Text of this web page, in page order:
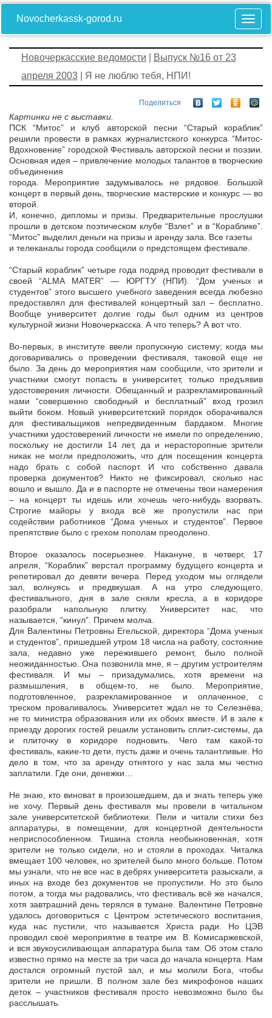
Novocherkassk-gorod.ru
Новочеркасские ведомости
Выпуск №16 от 23
апреля 2003 | Я не люблю тебя, НПИ!
Поделиться
Картинки не с выставки.
ПСК “Митос” и клуб авторской песни “Старый кораблик”
решили провести в рамках журналистского конкурса “Митос-
Вдохновение” городской Фестиваль авторской песни и поэзии.
Основная идея – привлечение молодых талантов в творческие
объединения
города. Мероприятие задумывалось не рядовое. Большой
концерт в первый день, творческие мастерские и конкурс — во
второй.
И, конечно, дипломы и призы. Предварительные прослушки
прошли в детском поэтическом клубе “Взлет” и в “Кораблике”.
“Митос” выделил деньги на призы и аренду зала. Все газеты
и телеканалы города сообщили о предстоящем фестивале.
“Старый кораблик” четыре года подряд проводит фестивали в
своей “ALMA MATER” — ЮРГТУ (НПИ). “Дом ученых и
студентов” этого высшего учебного заведения всегда любезно
предоставлял для фестивалей концертный зал – бесплатно.
Вообще университет долгие годы был одним из центров
культурной жизни Новочеркасска. А что теперь? А вот что.
Во-первых, в институте ввели пропускную систему; когда мы
договаривались о проведении фестиваля, таковой еще не
было. За день до мероприятия нам сообщили, что зрители и
участники смогут попасть в университет, только предъявив
удостоверения личности. Обещанный и разрекламированный
нами “совершенно свободный и бесплатный” вход грозил
выйти боком. Новый университетский порядок оборачивался
для фестивальщиков непредвиденным бардаком. Многие
участники удостоверений личности не имели по определению,
поскольку не достигли 14 лет, да и нерасторопные зрители
никак не могли предположить, что для посещения концерта
надо брать с собой паспорт. И что собственно давала
проверка документов? Никто не фиксировал, сколько нас
вошло и вышло. Да и в паспорте не отмечены твои намерения
– на концерт ты идешь или хочешь чего-нибудь взорвать.
Строгие майоры у входа всё же пропустили нас при
содействии работников “Дома ученых и студентов”. Первое
препятствие было с грехом пополам преодолено.
Второе оказалось посерьезнее. Накануне, в четверг, 17
апреля, “Кораблик” верстал программу будущего концерта и
репетировал до девяти вечера. Перед уходом мы оглядели
зал, волнуясь и предвкушая. А на утро следующего,
фестивального, дня в зале сняли кресла, а в коридоре
разобрали напольную плитку. Университет нас, что
называется, “кинул”. Причем молча.
Для Валентины Петровны Егельской, директора “Дома ученых
и студентов”, пришедшей утром 18 числа на работу, состояние
зала, недавно уже пережившего ремонт, было полной
неожиданностью. Она позвонила мне, я – другим устроителям
фестиваля. И мы – призадумались, хотя времени на
размышления, в общем-то, не было. Мероприятие,
подготовленное, разрекламированное и оплаченное, с
треском проваливалось. Университет ждал не то Селезнёва,
не то министра образования или их обоих вместе. И в зале к
приезду дорогих гостей решили установить сплит-системы, да
и плиточку в коридоре подновить. Чего там какой-то
фестиваль, какие-то дети, пусть даже и очень талантливые. Но
дело в том, что за аренду отнятого у нас зала мы честно
заплатили. Где они, денежки…
Не знаю, кто виноват в произошедшем, да и знать теперь уже
не хочу. Первый день фестиваля мы провели в читальном
зале университетской библиотеки. Пели и читали стихи без
аппаратуры, в помещении, для концертной деятельности
неприспособленном. Тишина стояла необыкновенная, хотя
зрители не только сидели, но и стояли в проходах. Читалка
вмещает 100 человек, но зрителей было много больше. Потом
мы узнали, что не все нас в дебрях университета разыскали, а
иных на входе без документов не пропустили. Но это было
потом, а тогда мы радовались, что фестиваль всё же начался,
хотя завтрашний день терялся в тумане. Валентине Петровне
удалось договориться с Центром эстетического воспитания,
куда нас пустили, что называется Христа ради. Но ЦЭВ
проводил своё мероприятие в театре им. В. Комисаржевской,
и вся звукоусиливающая аппаратура была там. Об этом стало
известно прямо на месте за три часа до начала концерта. Нам
достался огромный пустой зал, и мы молили Бога, чтобы
зрители не пришли. В полном зале без микрофонов наших
деток – участников фестиваля просто невозможно было бы
расслышать.